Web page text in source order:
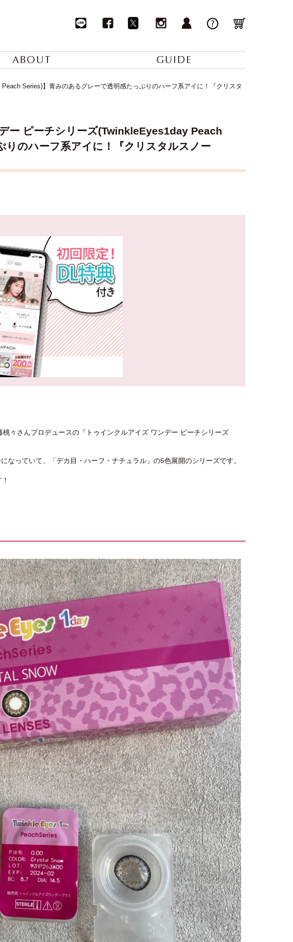
ABOUT GUIDE
Series)】青みのあるグレーで透明感たっぷりのハーフ系アイに！『クリスタ
ー ピーチシリーズ(TwinkleEyes1day Peach
のハーフ系アイに！『クリスタルスノー
桃々さんプロデュースの『トゥインクルアイズ ワンデー ピーチシリーズ
なっていて、「デカ目・ハーフ・ナチュラル」の5色展開のシリーズです。